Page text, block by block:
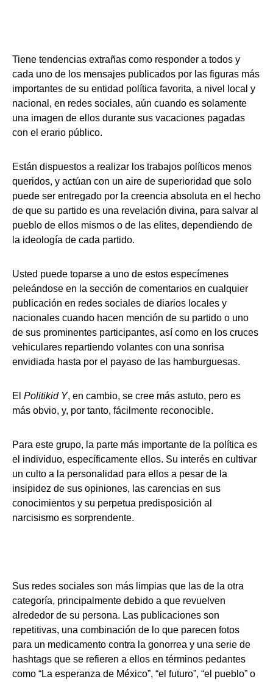
Tiene tendencias extrañas como responder a todos y
cada uno de los mensajes publicados por las figuras más
importantes de su entidad política favorita, a nivel local y
nacional, en redes sociales, aún cuando es solamente
una imagen de ellos durante sus vacaciones pagadas
con el erario público.
Están dispuestos a realizar los trabajos políticos menos
queridos, y actúan con un aire de superioridad que solo
puede ser entregado por la creencia absoluta en el hecho
de que su partido es una revelación divina, para salvar al
pueblo de ellos mismos o de las elites, dependiendo de
la ideología de cada partido.
Usted puede toparse a uno de estos especímenes
peleándose en la sección de comentarios en cualquier
publicación en redes sociales de diarios locales y
nacionales cuando hacen mención de su partido o uno
de sus prominentes participantes, así como en los cruces
vehiculares repartiendo volantes con una sonrisa
envidiada hasta por el payaso de las hamburguesas.
El Politikid Y, en cambio, se cree más astuto, pero es
más obvio, y, por tanto, fácilmente reconocible.
Para este grupo, la parte más importante de la política es
el individuo, específicamente ellos. Su interés en cultivar
un culto a la personalidad para ellos a pesar de la
insipidez de sus opiniones, las carencias en sus
conocimientos y su perpetua predisposición al
narcisismo es sorprendente.
Sus redes sociales son más limpias que las de la otra
categoría, principalmente debido a que revuelven
alrededor de su persona. Las publicaciones son
repetitivas, una combinación de lo que parecen fotos
para un medicamento contra la gonorrea y una serie de
hashtags que se refieren a ellos en términos pedantes
como “La esperanza de México”, “el futuro”, “el pueblo” o